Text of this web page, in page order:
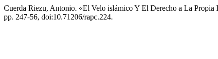
Cuerda Riezu, Antonio. «El Velo islámico Y El Derecho a La Propia
pp. 247-56, doi:10.71206/rapc.224.